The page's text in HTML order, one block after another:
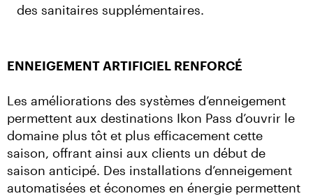
des sanitaires supplémentaires.
ENNEIGEMENT ARTIFICIEL RENFORCÉ
Les améliorations des systèmes d’enneigement
permettent aux destinations Ikon Pass d’ouvrir le
domaine plus tôt et plus efficacement cette
saison, offrant ainsi aux clients un début de
saison anticipé. Des installations d’enneigement
automatisées et économes en énergie permettent